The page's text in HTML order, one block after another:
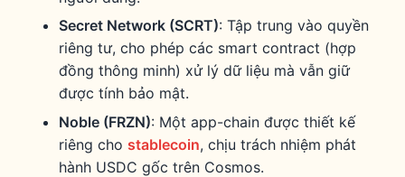
Secret Network (SCRT): Tập trung vào quyền
riêng tư, cho phép các smart contract (hợp
đồng thông minh) xử lý dữ liệu mà vẫn giữ
được tính bảo mật.
Noble (FRZN): Một app-chain được thiết kế
riêng cho stablecoin, chịu trách nhiệm phát
hành USDC gốc trên Cosmos.